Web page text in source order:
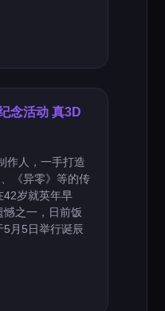
念活动 真3D
作人，一手打造
《异零》等的传
42岁就英年早
憾之一，日前饭
5月5日举行诞辰